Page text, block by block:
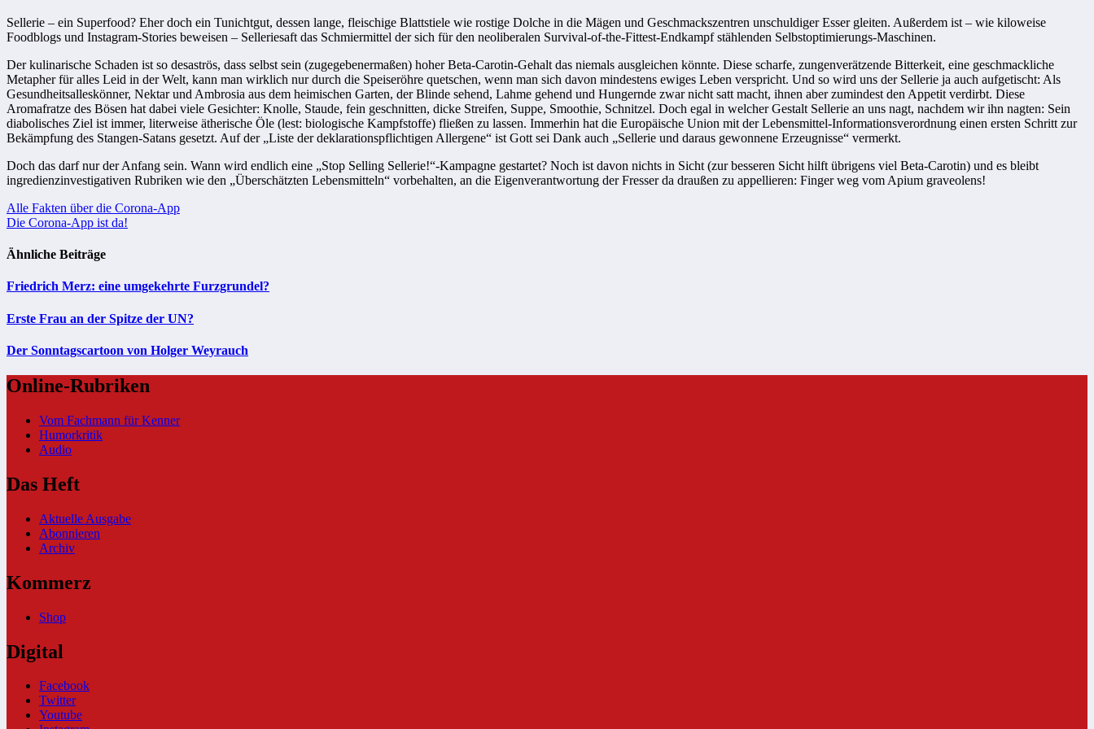
Sellerie – ein Superfood? Eher doch ein Tunichtgut, dessen lange, fleischige Blattstiele wie rostige Dolche in die Mägen und Geschmackszentren unschuldiger Esser gleiten. Außerdem ist – wie kiloweise
Foodblogs und Instagram-Stories beweisen – Selleriesaft das Schmiermittel der sich für den neoliberalen Survival-of-the-Fittest-Endkampf stählenden Selbstoptimierungs-Maschinen.
Der kulinarische Schaden ist so desaströs, dass selbst sein (zugegebenermaßen) hoher Beta-Carotin-Gehalt das niemals ausgleichen könnte. Diese scharfe, zungenverätzende Bitterkeit, eine geschmackliche
Metapher für alles Leid in der Welt, kann man wirklich nur durch die Speiseröhre quetschen, wenn man sich davon mindestens ewiges Leben verspricht. Und so wird uns der Sellerie ja auch aufgetischt: Als
Gesundheitsalleskönner, Nektar und Ambrosia aus dem heimischen Garten, der Blinde sehend, Lahme gehend und Hungernde zwar nicht satt macht, ihnen aber zumindest den Appetit verdirbt. Diese
Aromafratze des Bösen hat dabei viele Gesichter: Knolle, Staude, fein geschnitten, dicke Streifen, Suppe, Smoothie, Schnitzel. Doch egal in welcher Gestalt Sellerie an uns nagt, nachdem wir ihn nagten: Sein
diabolisches Ziel ist immer, literweise ätherische Öle (lest: biologische Kampfstoffe) fließen zu lassen. Immerhin hat die Europäische Union mit der Lebensmittel-Informationsverordnung einen ersten Schritt zur
Bekämpfung des Stangen-Satans gesetzt. Auf der „Liste der deklarationspflichtigen Allergene“ ist Gott sei Dank auch „Sellerie und daraus gewonnene Erzeugnisse“ vermerkt.
Doch das darf nur der Anfang sein. Wann wird endlich eine „Stop Selling Sellerie!“-Kampagne gestartet? Noch ist davon nichts in Sicht (zur besseren Sicht hilft übrigens viel Beta-Carotin) und es bleibt
ingredienzinvestigativen Rubriken wie den „Überschätzten Lebensmitteln“ vorbehalten, an die Eigenverantwortung der Fresser da draußen zu appellieren: Finger weg vom Apium graveolens!
Beitragsnavigation
Alle Fakten über die Corona-App
Die Corona-App ist da!
Ähnliche Beiträge
Friedrich Merz: eine umgekehrte Furzgrundel?
Erste Frau an der Spitze der UN?
Der Sonntagscartoon von Holger Weyrauch
Online-Rubriken
Vom Fachmann für Kenner
Humorkritik
Audio
Das Heft
Aktuelle Ausgabe
Abonnieren
Archiv
Kommerz
Shop
Digital
Facebook
Twitter
Youtube